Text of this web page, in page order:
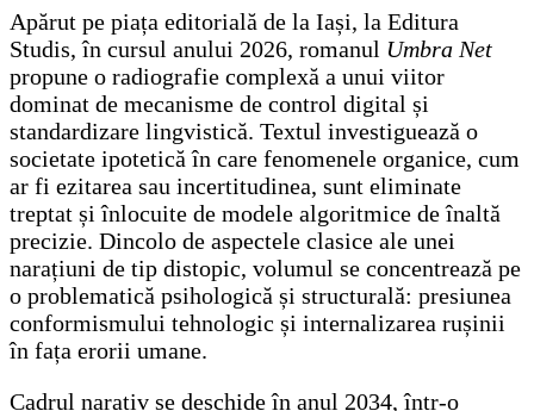
Apărut pe piața editorială de la Iași, la Editura
Studis, în cursul anului 2026, romanul Umbra Net
propune o radiografie complexă a unui viitor
dominat de mecanisme de control digital și
standardizare lingvistică. Textul investiguează o
societate ipotetică în care fenomenele organice, cum
ar fi ezitarea sau incertitudinea, sunt eliminate
treptat și înlocuite de modele algoritmice de înaltă
precizie. Dincolo de aspectele clasice ale unei
narațiuni de tip distopic, volumul se concentrează pe
o problematică psihologică și structurală: presiunea
conformismului tehnologic și internalizarea rușinii
în fața erorii umane.
Cadrul narativ se deschide în anul 2034, într-o